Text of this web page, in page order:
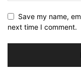
Save my name,
next time I comment.